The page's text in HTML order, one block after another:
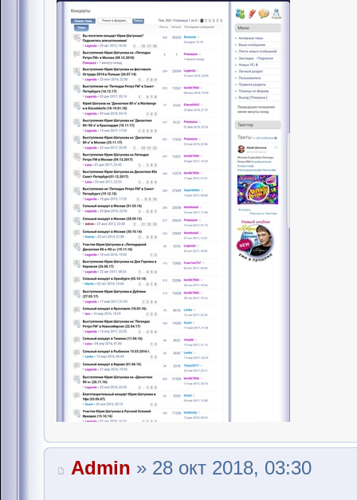
Admin » 28 окт 2018, 03:30